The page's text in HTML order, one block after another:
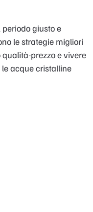
giusto e
le strategie migliori
prezzo e vivere
acque cristalline